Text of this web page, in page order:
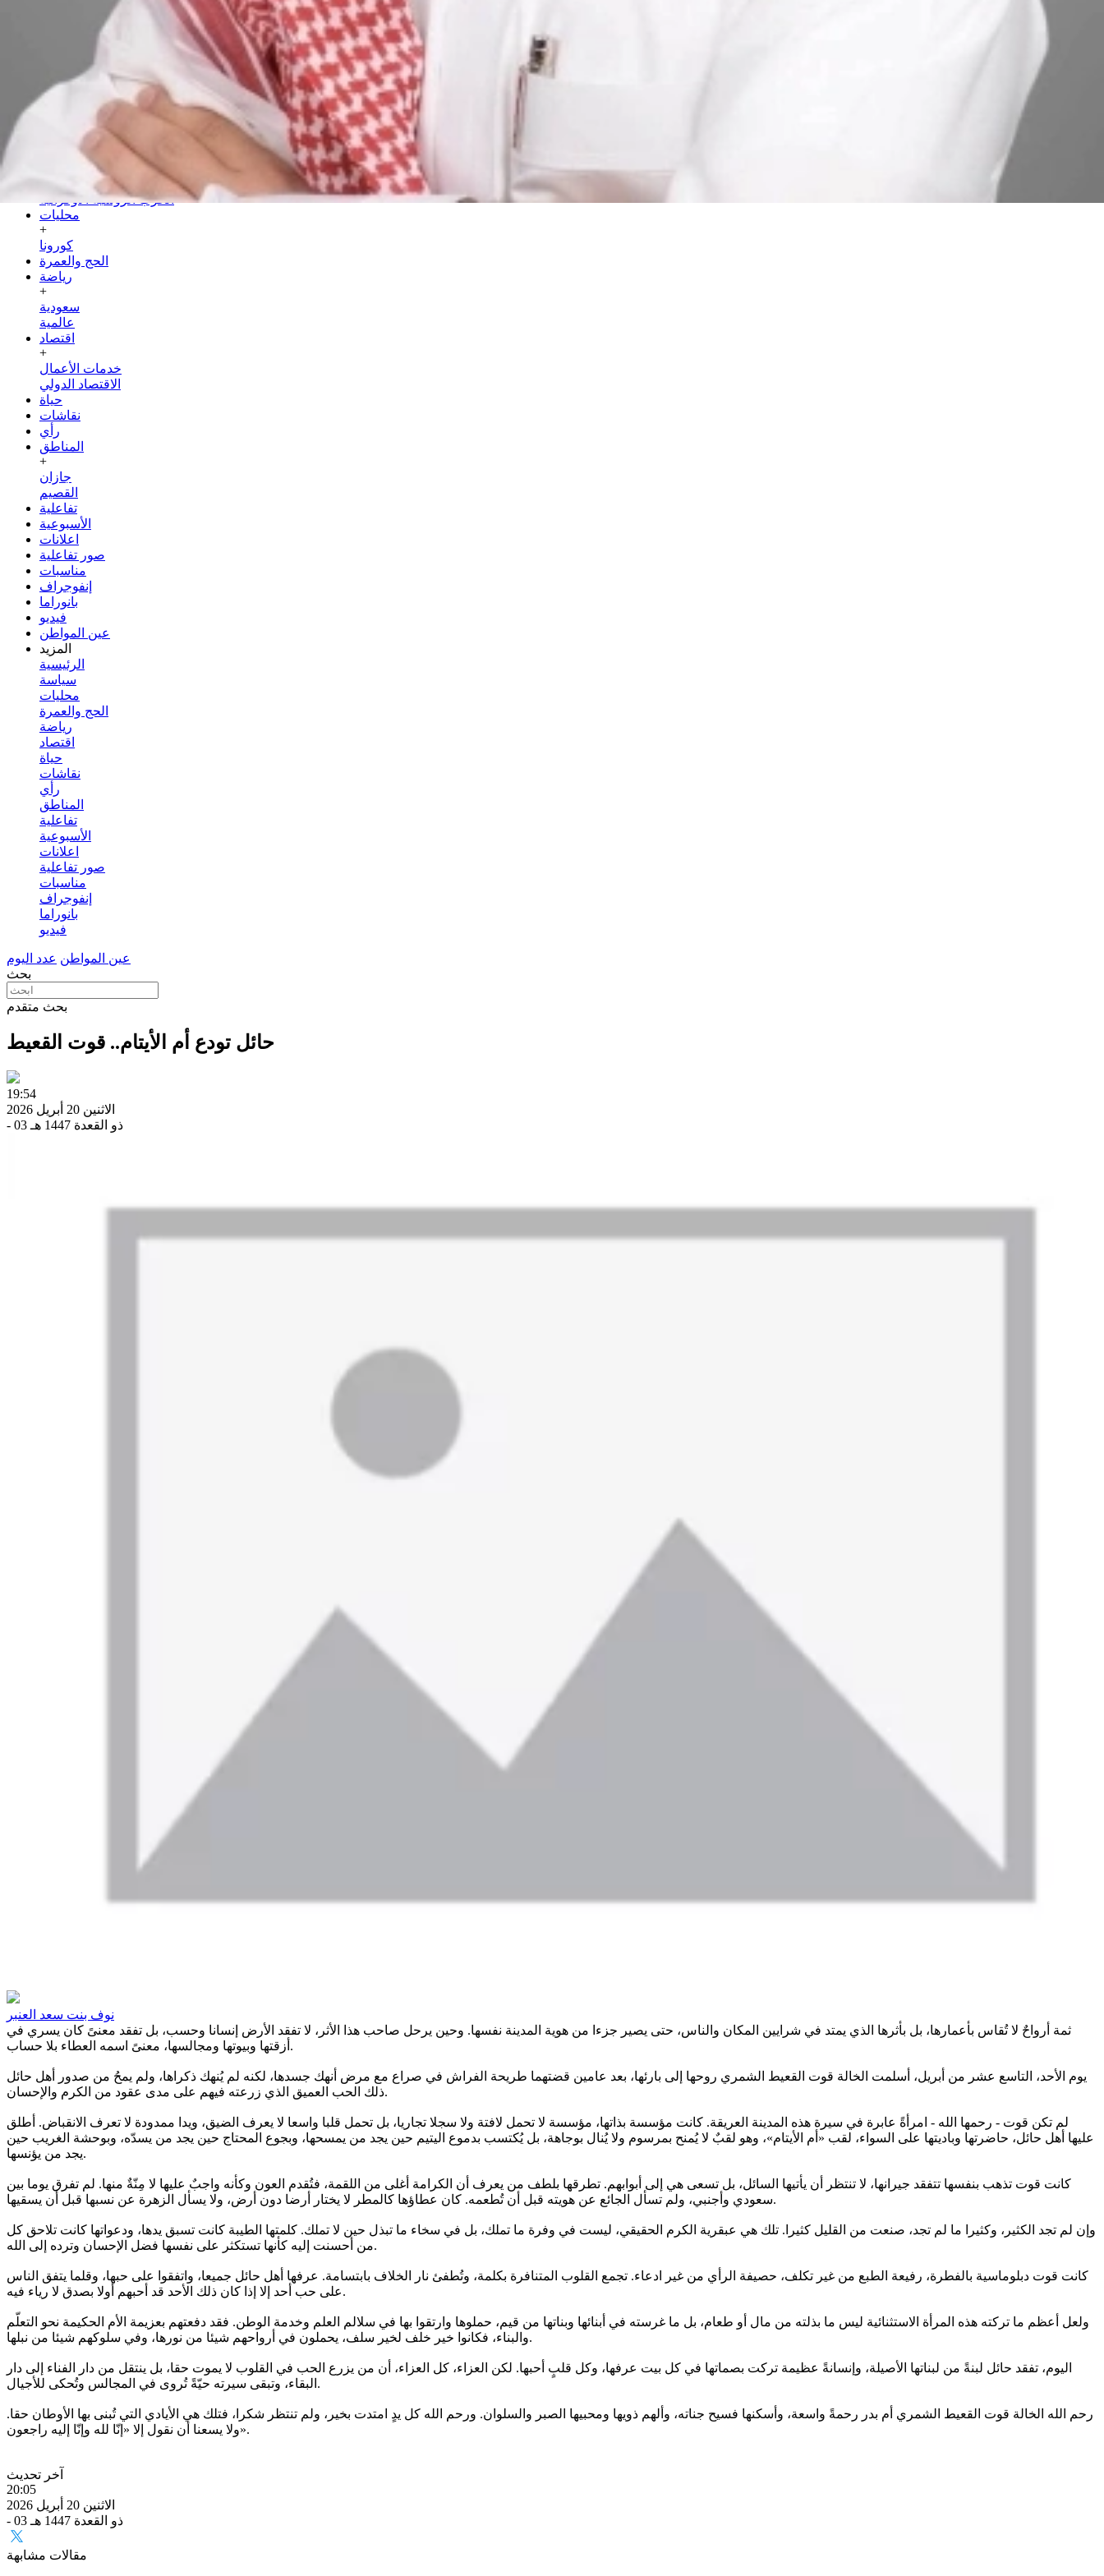
الحرب الروسية الأوكرانية
محليات
+
كورونا
الحج والعمرة
رياضة
+
سعودية
عالمية
اقتصاد
+
خدمات الأعمال
الاقتصاد الدولي
حياة
نقاشات
رأي
المناطق
+
جازان
القصيم
تفاعلية
الأسبوعية
اعلانات
صور تفاعلية
مناسبات
إنفوجراف
بانوراما
فيديو
عين المواطن
المزيد
الرئيسية
سياسة
محليات
الحج والعمرة
رياضة
اقتصاد
حياة
نقاشات
رأي
المناطق
تفاعلية
الأسبوعية
اعلانات
صور تفاعلية
مناسبات
إنفوجراف
بانوراما
فيديو
عين المواطن عدد اليوم
بحث
بحث متقدم
حائل تودع أم الأيتام.. قوت القعيط
19:54
الاثنين 20 أبريل 2026
- 03 ذو القعدة 1447 هـ
نوف بنت سعد العنبر
ثمة أرواحٌ لا تُقاس بأعمارها، بل بأثرها الذي يمتد في شرايين المكان والناس، حتى يصير جزءا من هوية المدينة نفسها. وحين يرحل صاحب هذا الأثر، لا تفقد الأرض إنسانا وحسب، بل تفقد معنىً كان يسري في
أزقتها وبيوتها ومجالسها، معنىً اسمه العطاء بلا حساب.
يوم الأحد، التاسع عشر من أبريل، أسلمت الخالة قوت القعيط الشمري روحها إلى بارئها، بعد عامين قضتهما طريحة الفراش في صراع مع مرض أنهك جسدها، لكنه لم يُنهك ذكراها، ولم يمحُ من صدور أهل حائل
ذلك الحب العميق الذي زرعته فيهم على مدى عقود من الكرم والإحسان.
لم تكن قوت - رحمها الله - امرأةً عابرة في سيرة هذه المدينة العريقة. كانت مؤسسة بذاتها، مؤسسة لا تحمل لافتة ولا سجلا تجاريا، بل تحمل قلبا واسعا لا يعرف الضيق، ويدا ممدودة لا تعرف الانقباض. أطلق
عليها أهل حائل، حاضرتها وباديتها على السواء، لقب «أم الأيتام»، وهو لقبٌ لا يُمنح بمرسوم ولا يُنال بوجاهة، بل يُكتسب بدموع اليتيم حين يجد من يمسحها، وبجوع المحتاج حين يجد من يسدّه، وبوحشة الغريب حين
يجد من يؤنسها.
كانت قوت تذهب بنفسها تتفقد جيرانها، لا تنتظر أن يأتيها السائل، بل تسعى هي إلى أبوابهم. تطرقها بلطف من يعرف أن الكرامة أغلى من اللقمة، فتُقدم العون وكأنه واجبٌ عليها لا مِنّةٌ منها. لم تفرق يوما بين
سعودي وأجنبي، ولم تسأل الجائع عن هويته قبل أن تُطعمه. كان عطاؤها كالمطر لا يختار أرضا دون أرض، ولا يسأل الزهرة عن نسبها قبل أن يسقيها.
وإن لم تجد الكثير، وكثيرا ما لم تجد، صنعت من القليل كثيرا. تلك هي عبقرية الكرم الحقيقي، ليست في وفرة ما تملك، بل في سخاء ما تبذل حين لا تملك. كلمتها الطيبة كانت تسبق يدها، ودعواتها كانت تلاحق كل
من أحسنت إليه كأنها تستكثر على نفسها فضل الإحسان وترده إلى الله.
كانت قوت دبلوماسية بالفطرة، رفيعة الطبع من غير تكلف، حصيفة الرأي من غير ادعاء. تجمع القلوب المتنافرة بكلمة، وتُطفئ نار الخلاف بابتسامة. عرفها أهل حائل جميعا، واتفقوا على حبها، وقلما يتفق الناس
على حب أحد إلا إذا كان ذلك الأحد قد أحبهم أولا بصدق لا رياء فيه.
ولعل أعظم ما تركته هذه المرأة الاستثنائية ليس ما بذلته من مال أو طعام، بل ما غرسته في أبنائها وبناتها من قيم، حملوها وارتقوا بها في سلالم العلم وخدمة الوطن. فقد دفعتهم بعزيمة الأم الحكيمة نحو التعلّم
والبناء، فكانوا خير خلف لخير سلف، يحملون في أرواحهم شيئا من نورها، وفي سلوكهم شيئا من نبلها.
اليوم، تفقد حائل لبنةً من لبناتها الأصيلة، وإنسانةً عظيمة تركت بصماتها في كل بيت عرفها، وكل قلبٍ أحبها. لكن العزاء، كل العزاء، أن من يزرع الحب في القلوب لا يموت حقا، بل ينتقل من دار الفناء إلى دار
البقاء، وتبقى سيرته حيّةً تُروى في المجالس وتُحكى للأجيال.
رحم الله الخالة قوت القعيط الشمري أم بدر رحمةً واسعة، وأسكنها فسيح جناته، وألهم ذويها ومحبيها الصبر والسلوان. ورحم الله كل يدٍ امتدت بخير، ولم تنتظر شكرا، فتلك هي الأيادي التي تُبنى بها الأوطان حقا.
ولا يسعنا أن نقول إلا «إنّا لله وإنّا إليه راجعون».
آخر تحديث
20:05
الاثنين 20 أبريل 2026
- 03 ذو القعدة 1447 هـ
مقالات مشابهة